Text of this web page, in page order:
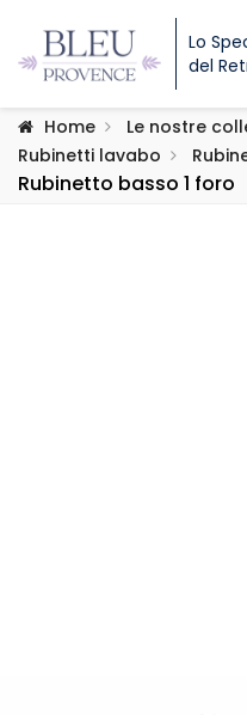
Lo
del
Home Le nostre
Rubinetti lavabo
Rubinetto basso 1 foro